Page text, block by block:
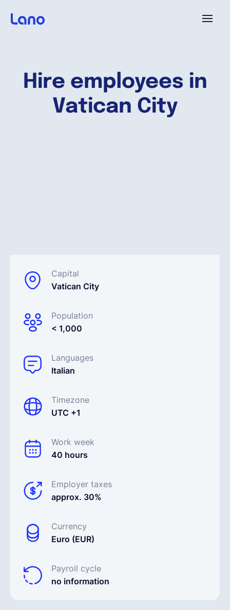
Hire employees in
Vatican City
Capital
Vatican City
Population
< 1,000
Languages
Italian
Timezone
UTC +1
Work week
40 hours
Employer taxes
approx. 30%
Currency
Euro (EUR)
Payroll cycle
no information
Pourquoi Lano?
Demander une démo
Contractor Management